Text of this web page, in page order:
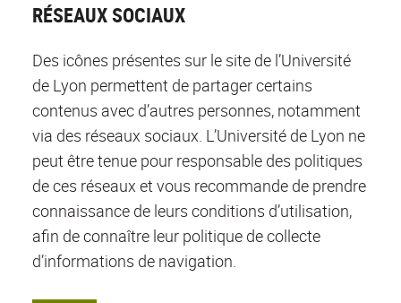
RÉSEAUX SOCIAUX
Des icônes présentes sur le site de l’Université
de Lyon permettent de partager certains
contenus avec d’autres personnes, notamment
via des réseaux sociaux. L’Université de Lyon ne
peut être tenue pour responsable des politiques
de ces réseaux et vous recommande de prendre
connaissance de leurs conditions d’utilisation,
afin de connaître leur politique de collecte
d’informations de navigation.